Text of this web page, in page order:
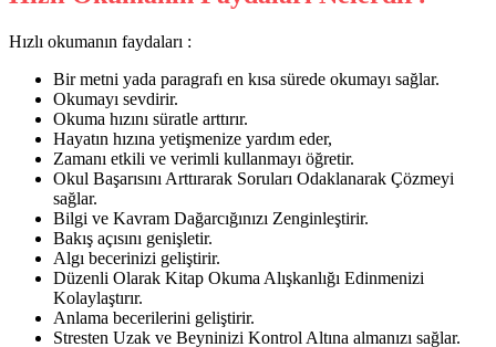
Hızlı okumanın faydaları :
Bir metni yada paragrafı en kısa sürede okumayı sağlar.
Okumayı sevdirir.
Okuma hızını süratle arttırır.
Hayatın hızına yetişmenize yardım eder,
Zamanı etkili ve verimli kullanmayı öğretir.
Okul Başarısını Arttırarak Soruları Odaklanarak Çözmeyi
sağlar.
Bilgi ve Kavram Dağarcığınızı Zenginleştirir.
Bakış açısını genişletir.
Algı becerinizi geliştirir.
Düzenli Olarak Kitap Okuma Alışkanlığı Edinmenizi
Kolaylaştırır.
Anlama becerilerini geliştirir.
Stresten Uzak ve Beyninizi Kontrol Altına almanızı sağlar.